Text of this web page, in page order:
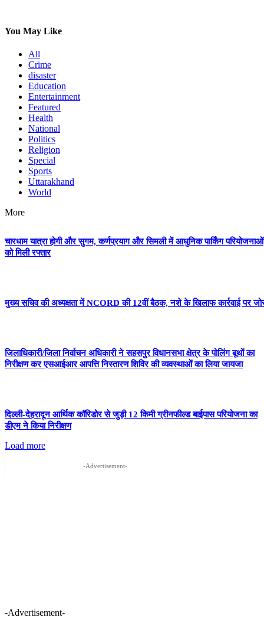
You May Like
All
Crime
disaster
Education
Entertainment
Featured
Health
National
Politics
Religion
Special
Sports
Uttarakhand
World
More
चारधाम यात्रा होगी और सुगम, कर्णप्रयाग और सिमली में आधुनिक पार्किंग परियोजनाओं
को मिली रफ्तार
मुख्य सचिव की अध्यक्षता में NCORD की 12वीं बैठक, नशे के खिलाफ कार्रवाई पर
जिलाधिकारी/जिला निर्वाचन अधिकारी ने सहसपुर विधानसभा क्षेत्र के पोलिंग बूथों का
निरीक्षण कर एसआईआर आपत्ति निस्तारण शिविर की व्यवस्थाओं का लिया जायजा
दिल्ली-देहरादून आर्थिक कॉरिडोर से जुड़ी 12 किमी ग्रीनफील्ड बाईपास परियोजना का
डीएम ने किया निरीक्षण
Load more
-Advertisement-
-Advertisement-